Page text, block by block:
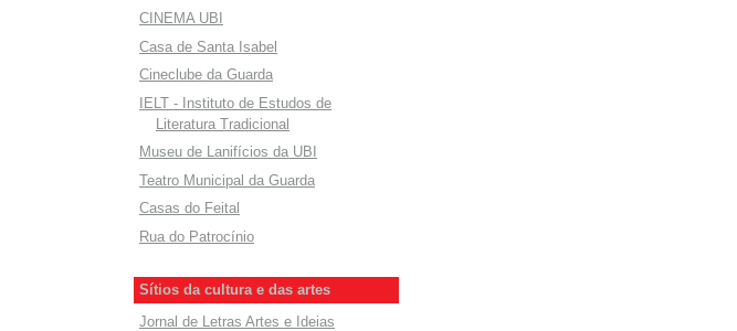
CINEMA UBI
Casa de Santa Isabel
Cineclube da Guarda
IELT - Instituto de Estudos de
Literatura Tradicional
Museu de Lanifícios da UBI
Teatro Municipal da Guarda
Casas do Feital
Rua do Patrocínio
Sítios da cultura e das artes
Jornal de Letras Artes e Ideias